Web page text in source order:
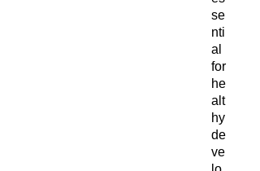
se
nti
al
for
he
alt
hy
de
ve